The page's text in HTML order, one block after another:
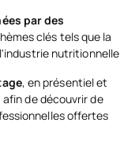
par des
clés tels que la
nutritionnelle
, en présentiel et
afin de découvrir de
offertes